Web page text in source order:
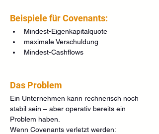
Beispiele für Covenants:
Mindest-Eigenkapitalquote
maximale Verschuldung
Mindest-Cashflows
Das Problem
Ein Unternehmen kann rechnerisch noch
stabil sein – aber operativ bereits ein
Problem haben.
Wenn Covenants verletzt werden: